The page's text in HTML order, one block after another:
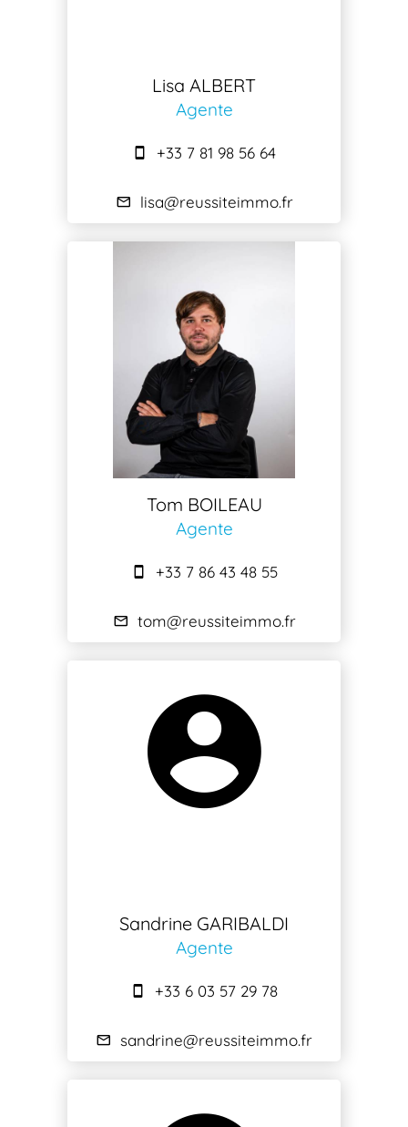
Lisa ALBERT
Agente
+33 7 81 98 56 64
lisa@reussiteimmo.fr
Tom BOILEAU
Agente
+33 7 86 43 48 55
tom@reussiteimmo.fr
Sandrine GARIBALDI
Agente
+33 6 03 57 29 78
sandrine@reussiteimmo.fr